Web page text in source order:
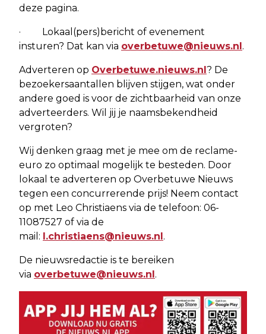
deze pagina.
· Lokaal(pers)bericht of evenement
insturen? Dat kan via overbetuwe@nieuws.nl.
Adverteren op Overbetuwe.nieuws.nl? De
bezoekersaantallen blijven stijgen, wat onder
andere goed is voor de zichtbaarheid van onze
adverteerders. Wil jij je naamsbekendheid
vergroten?
Wij denken graag met je mee om de reclame-
euro zo optimaal mogelijk te besteden. Door
lokaal te adverteren op Overbetuwe Nieuws
tegen een concurrerende prijs! Neem contact
op met Leo Christiaens via de telefoon: 06-
11087527 of via de
mail: l.christiaens@nieuws.nl.
De nieuwsredactie is te bereiken
via overbetuwe@nieuws.nl.